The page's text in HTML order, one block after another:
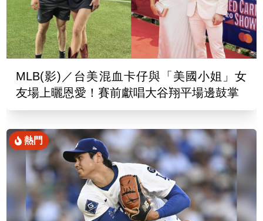
MLB(影)／台美混血卡仔與「美國小姐」女
友場上曬恩愛！賽前獻唱大谷翔平場邊鼓掌
熱門